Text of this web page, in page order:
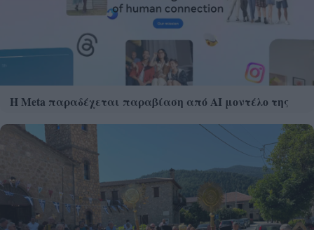
Η Meta παραδέχεται παραβίαση από AI μοντέλο της